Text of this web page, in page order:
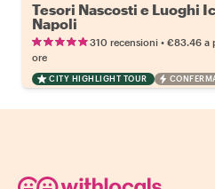
Tesori Nascosti e Luoghi
Napoli
310 recensioni • €83.46 a
ore
CITY HIGHLIGHT TOUR